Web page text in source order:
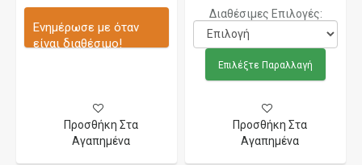
Ενημέρωσε με όταν
είναι διαθέσιμο!
Προσθήκη Στα
Αγαπημένα
Διαθέσιμες Επιλογές:
Επιλέξτε Παραλλαγή
Προσθήκη Στα
Αγαπημένα